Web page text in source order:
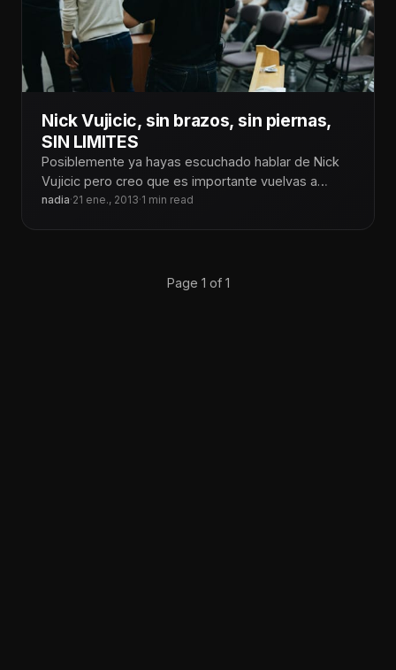
Nick Vujicic, sin brazos, sin piernas,
SIN LIMITES
Posiblemente ya hayas escuchado hablar de Nick
Vujicic pero creo que es importante vuelvas a
verlo, este video habla por
nadia·21 ene., 2013·1 min read
Page 1 of 1